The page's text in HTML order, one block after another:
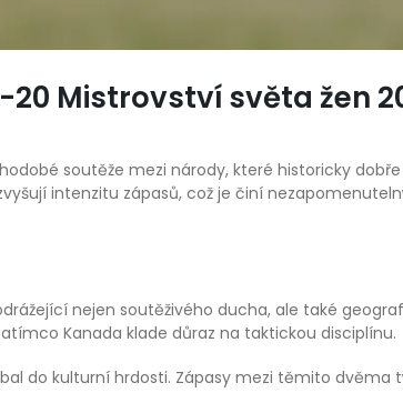
Mistrovství světa žen
soutěže mezi národy, které historicky
intenzitu zápasů, což je činí
nejen soutěživého ducha, ale také
Kanada klade důraz na taktickou disciplínu.
do kulturní hrdosti. Zápasy mezi těmito dvěma